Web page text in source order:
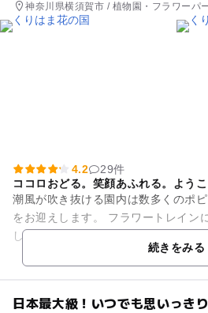
神奈川県横須賀市 / 植物園・フラワーパ
設, 公園・総合公園
4.2
29件
ココロおどる。笑顔あふれる。ようこ
潮風が吹き抜ける園内は数多くのポ
をお迎えします。 フラワートレイン
しみください。 大型トランポリンや
続きをみる
日本最大級！いつでも思いっき